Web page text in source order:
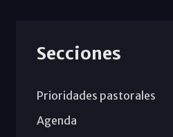
Secciones
Prioridades pastorales
Agenda